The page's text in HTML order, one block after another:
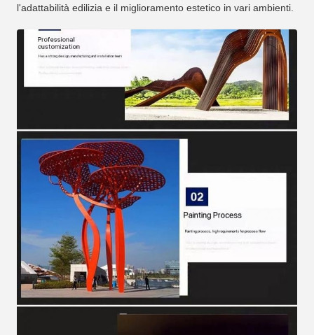
l'adattabilità edilizia e il miglioramento estetico in vari ambienti.